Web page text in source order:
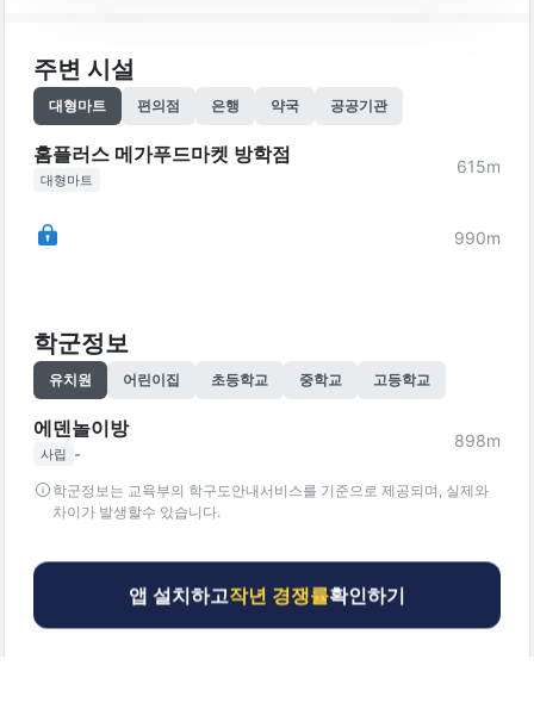
주변 시설
대형마트 편의점 은행 약국 공공기관
홈플러스 메가푸드마켓 방학점
대형마트
615m
990m
학군정보
유치원 어린이집 초등학교 중학교 고등학교
에덴놀이방
사립 -
898m
학군정보는 교육부의 학구도안내서비스를 기준으로 제공되며, 실제와
차이가 발생할수 있습니다.
앱 설치하고작년 경쟁률확인하기